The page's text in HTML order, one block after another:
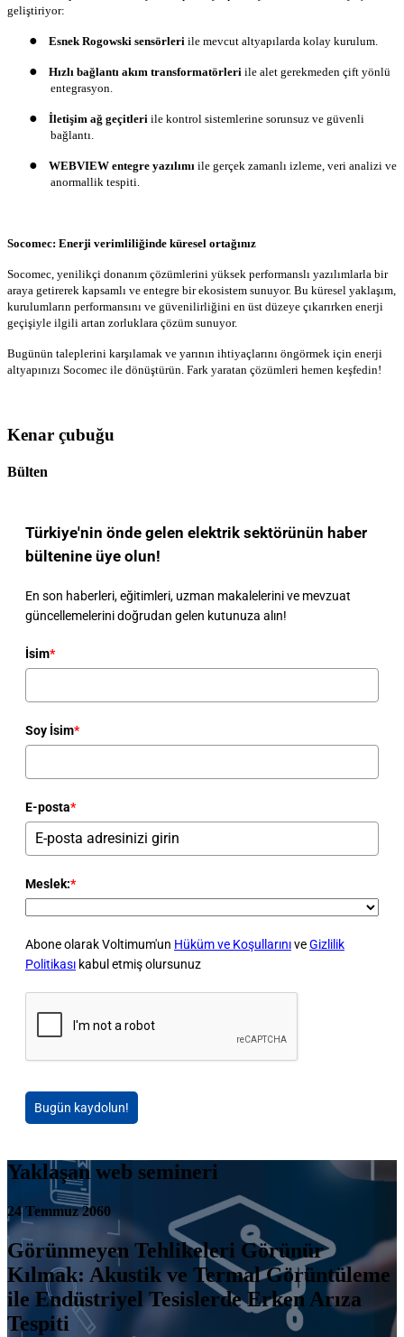
geliştiriyor:
● Esnek Rogowski sensörleri ile mevcut altyapılarda kolay kurulum.
● Hızlı bağlantı akım transformatörleri ile alet gerekmeden çift yönlü
entegrasyon.
● İletişim ağ geçitleri ile kontrol sistemlerine sorunsuz ve güvenli
bağlantı.
● WEBVIEW entegre yazılımı ile gerçek zamanlı izleme, veri analizi ve
anormallik tespiti.
Socomec: Enerji verimliliğinde küresel ortağınız
Socomec, yenilikçi donanım çözümlerini yüksek performanslı yazılımlarla bir
araya getirerek kapsamlı ve entegre bir ekosistem sunuyor. Bu küresel yaklaşım,
kurulumların performansını ve güvenilirliğini en üst düzeye çıkarırken enerji
geçişiyle ilgili artan zorluklara çözüm sunuyor.
Bugünün taleplerini karşılamak ve yarının ihtiyaçlarını öngörmek için enerji
altyapınızı Socomec ile dönüştürün. Fark yaratan çözümleri hemen keşfedin!
Kenar çubuğu
Bülten
Türkiye'nin önde gelen elektrik sektörünün haber
bültenine üye olun!
En son haberleri, eğitimleri, uzman makalelerini ve mevzuat
güncellemelerini doğrudan gelen kutunuza alın!
İsim*
Soy İsim*
E-posta*
Meslek:*
Abone olarak Voltimum'un Hüküm ve KoşullarınıveGizlilik
Politikası kabul etmiş olursunuz
Bugün kaydolun!
Yaklaşan web semineri
24 Temmuz 2060
Görünmeyen Tehlikeleri Görünür
Kılmak: Akustik ve Termal Görüntüleme
ile Endüstriyel Tesislerde Erken Arıza
Tespiti